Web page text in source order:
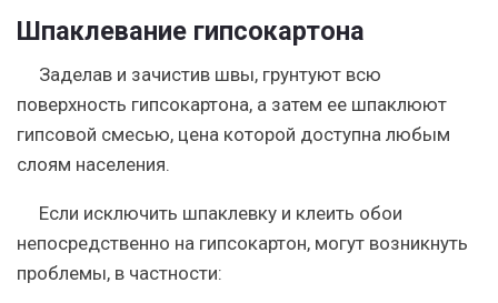
Шпаклевание гипсокартона
Заделав и зачистив швы, грунтуют всю
поверхность гипсокартона, а затем ее шпаклюют
гипсовой смесью, цена которой доступна любым
слоям населения.
Если исключить шпаклевку и клеить обои
непосредственно на гипсокартон, могут возникнуть
проблемы, в частности: